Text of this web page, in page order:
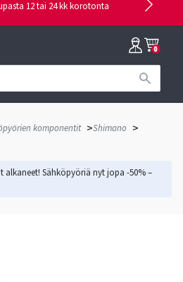
12 tai 24 kk korotonta
0
komponentit >Shimano >
alkaneet! Sähköpyöriä nyt jopa -50% –